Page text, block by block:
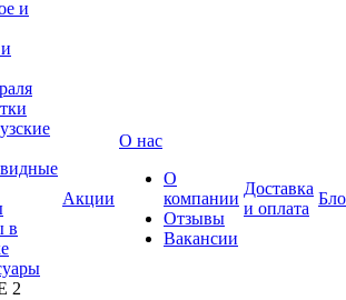
в
2
Акции
О нас
О
компании
Отзывы
Вакансии
Доставка
и оплата